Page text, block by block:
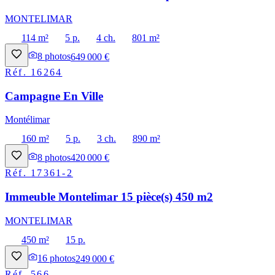
MONTELIMAR
114 m²
5 p. 4 ch.
801 m²
8 photos649 000 €
Réf. 16264
Campagne En Ville
Montélimar
160 m²
5 p. 3 ch.
890 m²
8 photos420 000 €
Réf. 17361-2
Immeuble Montelimar 15 pièce(s) 450 m2
MONTELIMAR
450 m²
15 p.
16 photos249 000 €